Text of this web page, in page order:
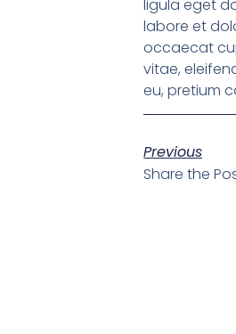
ligula eget
labore et
occaecat
vitae,
eu, pretium
Previous
Share the